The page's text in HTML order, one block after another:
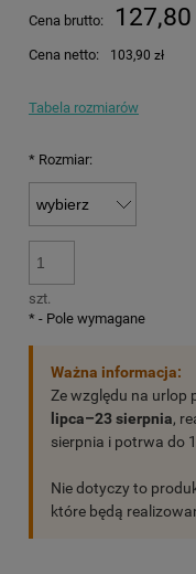
Cena brutto: 127,80
Cena netto: 103,90 zł
Tabela rozmiarów
* Rozmiar:
szt.
* - Pole wymagane
Ważna informacja:
Ze względu na urlop
lipca–23 sierpnia,
sierpnia i potrwa do
Nie dotyczy to
które będą